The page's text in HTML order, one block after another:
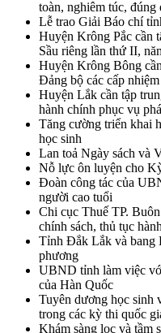
toàn, nghiêm túc, đúng
Lễ trao Giải Báo chí
Huyện Krông Pắc cần
Sầu riêng lần thứ II,
Huyện Krông Bông
Đảng bộ các cấp
Huyện Lắk cần tập
hành chính phục vụ
Tăng cường triển khai
học sinh
Lan toả Ngày sách và
Nỗ lực ôn luyện cho
Đoàn công tác của
người cao tuổi
Chi cục Thuế TP.
chính sách, thủ tục
Tỉnh Đắk Lắk và bang
phương
UBND tỉnh làm việc
của Hàn Quốc
Tuyên dương học sinh
trong các kỳ thi quốc
Khám sàng lọc và tầm